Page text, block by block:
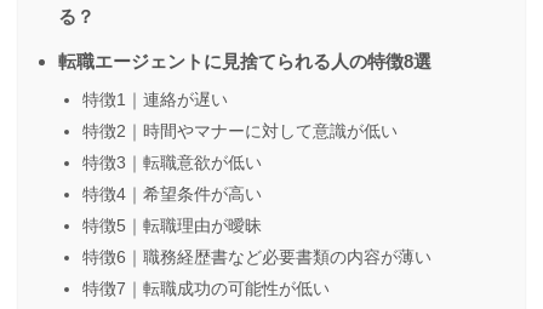
る？
転職エージェントに見捨てられる人の特徴8選
特徴1｜連絡が遅い
特徴2｜時間やマナーに対して意識が低い
特徴3｜転職意欲が低い
特徴4｜希望条件が高い
特徴5｜転職理由が曖昧
特徴6｜職務経歴書など必要書類の内容が薄い
特徴7｜転職成功の可能性が低い